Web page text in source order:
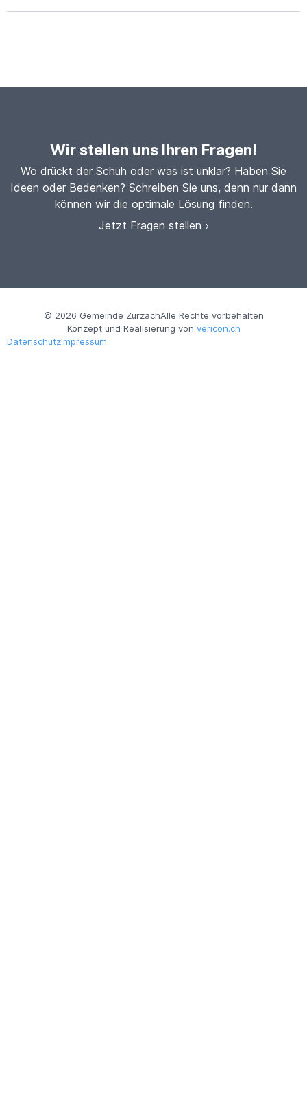
Wir stellen uns Ihren Fragen!
Wo drückt der Schuh oder was ist unklar? Haben Sie
Ideen oder Bedenken? Schreiben Sie uns, denn nur dann
können wir die optimale Lösung finden.
Jetzt Fragen stellen ›
© 2026 Gemeinde ZurzachAlle Rechte vorbehalten
Konzept und Realisierung von vericon.ch
DatenschutzImpressum